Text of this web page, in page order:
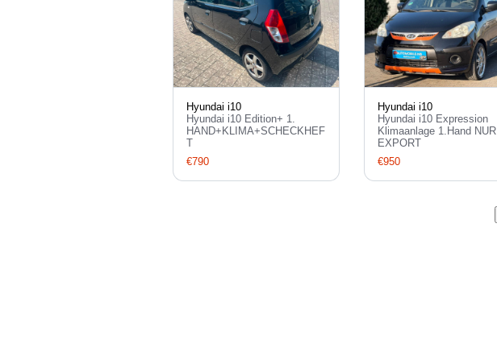
Hyundai i10
Hyundai i10 Edition+ 1.
HAND+KLIMA+SCHECKHEF
T
€790
Hyundai i10
Hyundai i10 Expression
Klimaanlage 1.Hand NUR
EXPORT
€950